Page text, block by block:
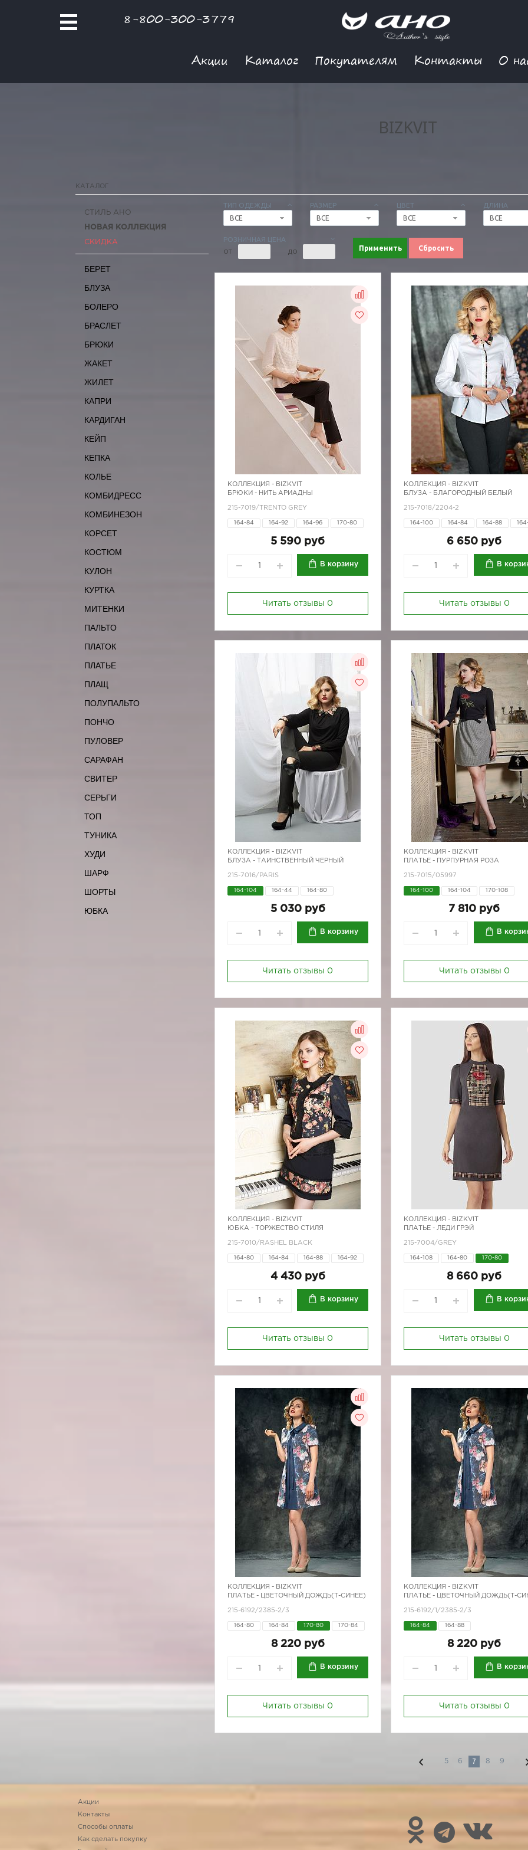
8-800-300-3779
Акции Каталог Покупателям Контакты О
BIZKVIT
КАТАЛОГ
ТИП ОДЕЖДЫ
ВСЕ
РАЗМЕР
ВСЕ
ЦВЕТ
ВСЕ
ДЛИНА
ВСЕ
РОЗНИЧНАЯ ЦЕНА
ОТ ДО Применить Сбросить
СТИЛЬ АНО
НОВАЯ КОЛЛЕКЦИЯ
СКИДКА
БЕРЕТ
БЛУЗА
БОЛЕРО
БРАСЛЕТ
БРЮКИ
ЖАКЕТ
ЖИЛЕТ
КАПРИ
КАРДИГАН
КЕЙП
КЕПКА
КОЛЬЕ
КОМБИДРЕСС
КОМБИНЕЗОН
КОРСЕТ
КОСТЮМ
КУЛОН
КУРТКА
МИТЕНКИ
ПАЛЬТО
ПЛАТОК
ПЛАТЬЕ
ПЛАЩ
ПОЛУПАЛЬТО
ПОНЧО
ПУЛОВЕР
САРАФАН
СВИТЕР
СЕРЬГИ
ТОП
ТУНИКА
ХУДИ
ШАРФ
ШОРТЫ
ЮБКА
КОЛЛЕКЦИЯ - BIZKVIT
БРЮКИ - НИТЬ АРИАДНЫ
215-7019/TRENTO GREY
164-84 164-92 164-96 170-80
5 590 руб
В корзину
Читать отзывы 0
КОЛЛЕКЦИЯ - BIZKVIT
БЛУЗА - БЛАГОРОДНЫЙ БЕЛЫЙ
215-7018/2204-2
164-100 164-84 164-88
170-96
6 650 руб
В
Читать отзывы 0
КОЛЛЕКЦИЯ - BIZKVIT
БЛУЗА - ТАИНСТВЕННЫЙ ЧЕРНЫЙ
215-7016/PARIS
164-104 164-44 164-80
5 030 руб
В корзину
Читать отзывы 0
КОЛЛЕКЦИЯ - BIZKVIT
ПЛАТЬЕ - ПУРПУРНАЯ РОЗА
215-7015/05997
164-100 164-104 170-108
7 810 руб
В
Читать отзывы 0
КОЛЛЕКЦИЯ - BIZKVIT
ЮБКА - ТОРЖЕСТВО СТИЛЯ
215-7010/RASHEL BLACK
164-80 164-84 164-88 164-92
4 430 руб
В корзину
Читать отзывы 0
КОЛЛЕКЦИЯ - BIZKVIT
ПЛАТЬЕ - ЛЕДИ ГРЭЙ
215-7004/GREY
164-108 164-80 170-80
8 660 руб
В
Читать отзывы 0
КОЛЛЕКЦИЯ - BIZKVIT
ПЛАТЬЕ - ЦВЕТОЧНЫЙ ДОЖДЬ(Т-СИНЕЕ)
215-6192/2385-2/3
164-80 164-84 170-80 170-84
8 220 руб
В корзину
Читать отзывы 0
КОЛЛЕКЦИЯ - BIZKVIT
ПЛАТЬЕ - ЦВЕТОЧНЫЙ ДОЖДЬ(Т-
215-6192/1/2385-2/3
164-84 164-88
8 220 руб
В
Читать отзывы 0
5 6 7 8 9
Акции
Контакты
Способы оплаты
Как сделать покупку